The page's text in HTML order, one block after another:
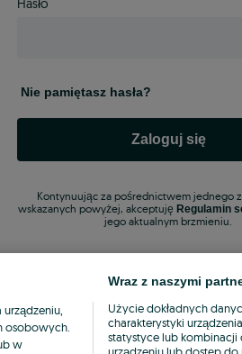
Hasło
Nie pamiętasz hasła?
Zaloguj się
Kontynuując za pośrednictwem jednego
wskazanych powyżej, akceptuję Regulamin
jego aktualnym brzmieniu.
osobowych.
w
Wraz z naszymi
Użycie dokładnych
charakterystyki
statystyce lub kombinacji